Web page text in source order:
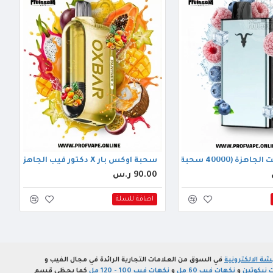
سحبة) توت مشكل ايس سحبة اوكس بار X دكتور فيب الجاهزة (50000 سحبة) فواكة استوائية
90.00 ر.س
اضافة للسلة
الالكترونية في السوق من العلامات التجارية الرائدة في مجال الفيب و
نيكوتين و نكهات فيب 60 مل و نكهات فيب 100 - 120 مل كما يحظى قسم